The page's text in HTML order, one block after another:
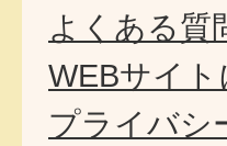
よくある質
WEBサイト
プライバシ